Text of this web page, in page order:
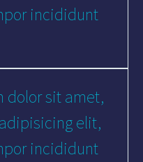
incididunt
dolor sit amet,
elit,
incididunt